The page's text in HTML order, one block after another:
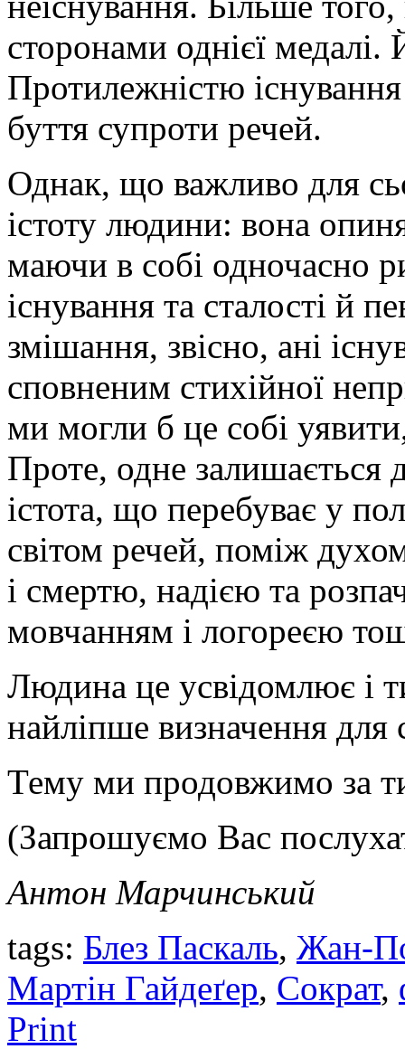
сторонами однієї
Протилежністю
буття супроти речей.
Однак, що важливо для
істоту людини: вона
маючи в собі одночасно
існування та сталості й
змішання, звісно, ані
сповненим стихійної
ми могли б це собі
Проте, одне залишається
істота, що перебуває у
світом речей, поміж
і смертю, надією та
мовчанням і логореєю
Людина це усвідомлює і
найліпше визначення для
Тему ми продовжимо за
(Запрошуємо Вас
Антон Марчинський
tags: Блез Паскаль, Жан-
Мартін Гайдеґер, Сократ,
Print